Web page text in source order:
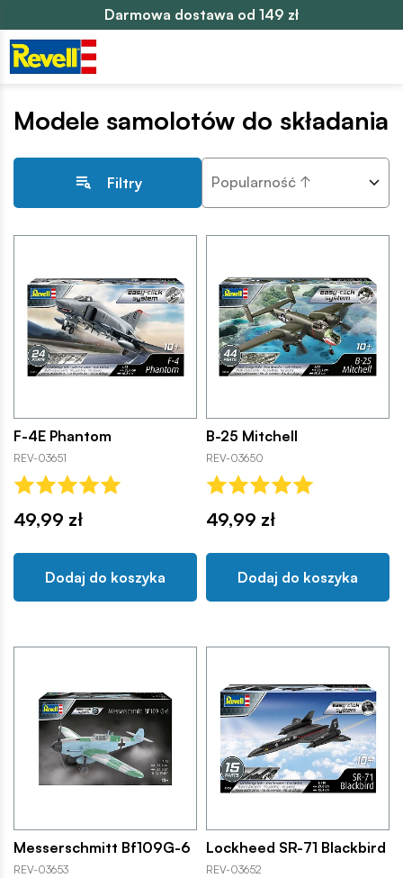
Darmowa dostawa od 149 zł
Modele samolotów do składania
Filtry Popularność ↑
F-4E Phantom
REV-03651
49,99 zł
Dodaj do koszyka
B-25 Mitchell
REV-03650
49,99 zł
Dodaj do koszyka
Messerschmitt Bf109G-6
REV-03653
Lockheed SR-71 Blackbird
REV-03652